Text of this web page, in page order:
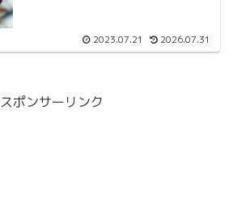
2023.07.21 2026.07.31
スポンサーリンク